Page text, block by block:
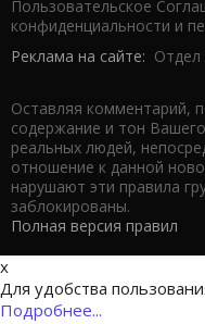
Пользовательское
конфиденциальности и
Реклама на сайте: Отдел
Оставляя комментарий,
содержание и тон
реальных людей,
отношение к данной
нарушают эти правила
заблокированы.
Полная версия правил
x
Для удобства
Подробнее...